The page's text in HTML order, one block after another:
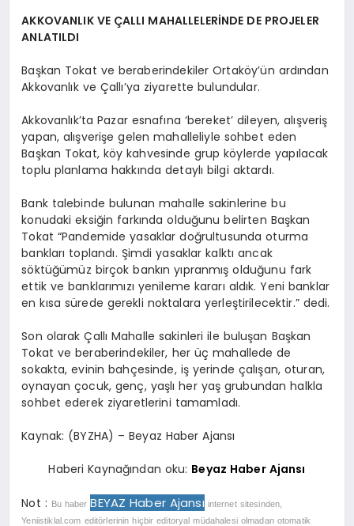
AKKOVANLIK VE ÇALLI MAHALLELERİNDE DE PROJELER
ANLATILDI
Başkan Tokat ve beraberindekiler Ortaköy’ün ardından
Akkovanlık ve Çallı’ya ziyarette bulundular.
Akkovanlık’ta Pazar esnafına ‘bereket’ dileyen, alışveriş
yapan, alışverişe gelen mahalleliyle sohbet eden
Başkan Tokat, köy kahvesinde grup köylerde yapılacak
toplu planlama hakkında detaylı bilgi aktardı.
Bank talebinde bulunan mahalle sakinlerine bu
konudaki eksiğin farkında olduğunu belirten Başkan
Tokat “Pandemide yasaklar doğrultusunda oturma
bankları toplandı. Şimdi yasaklar kalktı ancak
söktüğümüz birçok bankın yıpranmış olduğunu fark
ettik ve banklarımızı yenileme kararı aldık. Yeni banklar
en kısa sürede gerekli noktalara yerleştirilecektir.” dedi.
Son olarak Çallı Mahalle sakinleri ile buluşan Başkan
Tokat ve beraberindekiler, her üç mahallede de
sokakta, evinin bahçesinde, iş yerinde çalışan, oturan,
oynayan çocuk, genç, yaşlı her yaş grubundan halkla
sohbet ederek ziyaretlerini tamamladı.
Kaynak: (BYZHA) – Beyaz Haber Ajansı
Haberi Kaynağından oku: Beyaz Haber Ajansı
Not : Bu haber BEYAZ Haber Ajansı internet sitesinden,
Yeniistiklal.com editörlerinin hiçbir editoryal müdahalesi olmadan otomatik